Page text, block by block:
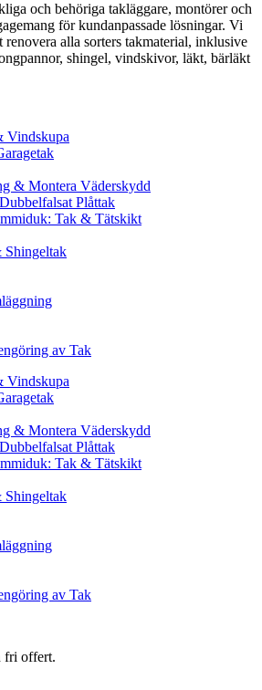
och behöriga takläggare, montörer och
för kundanpassade lösningar. Vi
renovera alla sorters takmaterial, inklusive
shingel, vindskivor, läkt, bärläkt
Vindskupa
& Montera Väderskydd
Plåttak
Tak & Tätskikt
Shingeltak
av Tak
Vindskupa
& Montera Väderskydd
Plåttak
Tak & Tätskikt
Shingeltak
av Tak
fri offert.